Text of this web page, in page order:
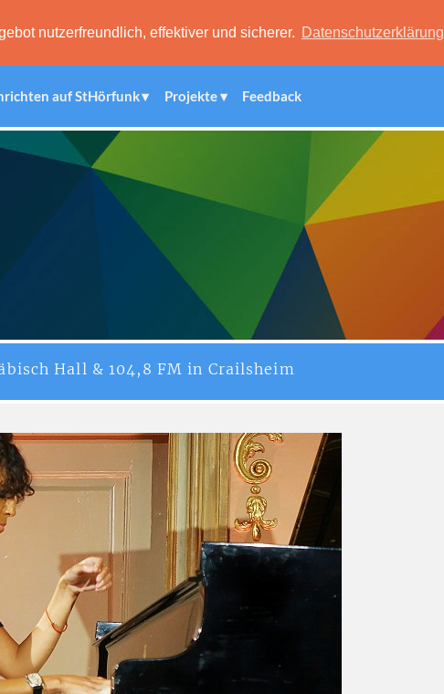
nutzerfreundlich, effektiver und sicherer. Datenschutzerklärung
auf StHörfunk Projekte Feedback
Hall & 104,8 FM in Crailsheim